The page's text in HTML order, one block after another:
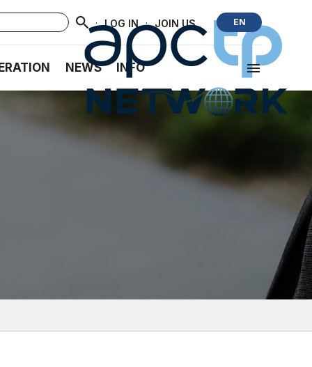
· LOG IN · JOIN US EN
NEWS INFO